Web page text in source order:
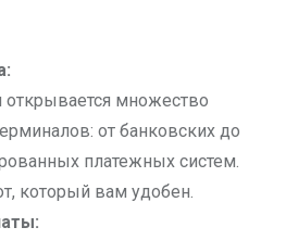
множество
от банковских до
платежных систем.
который вам удобен.